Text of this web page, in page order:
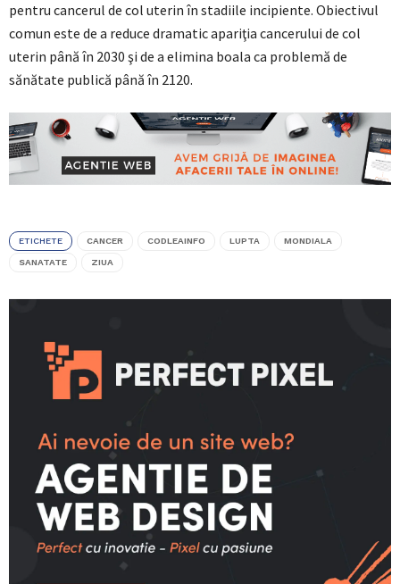
pentru cancerul de col uterin în stadiile incipiente. Obiectivul
comun este de a reduce dramatic apariţia cancerului de col
uterin până în 2030 şi de a elimina boala ca problemă de
sănătate publică până în 2120.
ETICHETE CANCER CODLEAINFO LUPTA MONDIALA
SANATATE ZIUA